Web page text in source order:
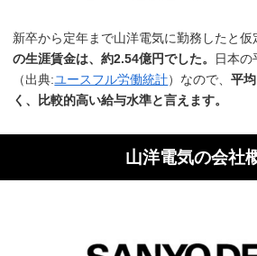
新卒から定年まで山洋電気に勤務したと仮
の生涯賃金は、約2.54億円でした。
日本の
（出典:ユースフル労働統計）なので、平
く、比較的高い給与水準と言えます。
山洋電気の会社